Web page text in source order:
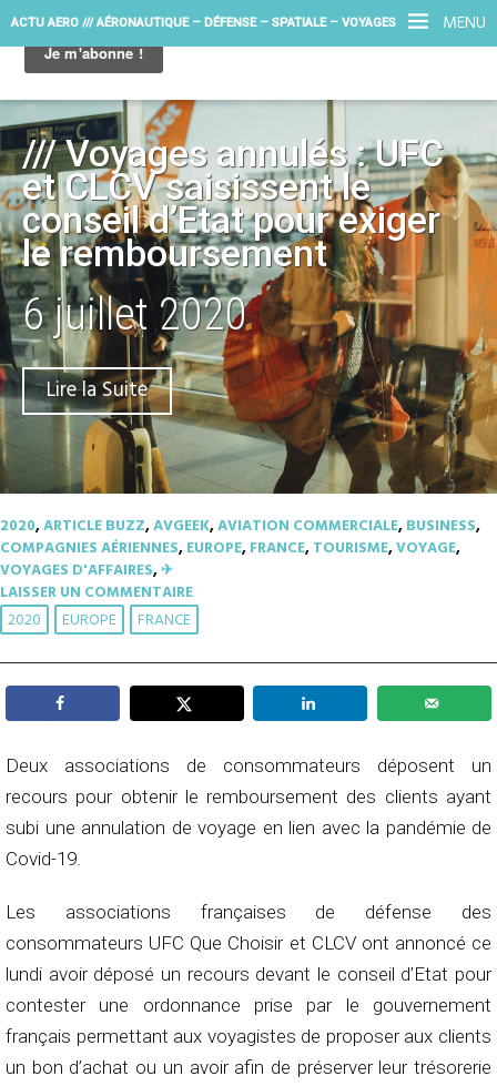
MENU
ACTU AERO /// AÉRONAUTIQUE – DÉFENSE – SPATIALE – VOYAGES
/// Voyages annulés : UFC
et CLCV saisissent le
conseil d’Etat pour exiger
le remboursement
6 juillet 2020
Lire la Suite
2020,ARTICLE BUZZ,AVGEEK,AVIATION COMMERCIALE,BUSINESS,
COMPAGNIES AÉRIENNES,EUROPE,FRANCE,TOURISME,VOYAGE,
VOYAGES D'AFFAIRES,✈︎
LAISSER UN COMMENTAIRE
2020 EUROPE FRANCE
Deux associations de consommateurs déposent un
recours pour obtenir le remboursement des clients ayant
subi une annulation de voyage en lien avec la pandémie de
Covid-19.
Les associations françaises de défense des
consommateurs UFC Que Choisir et CLCV ont annoncé ce
lundi avoir déposé un recours devant le conseil d’Etat pour
contester une ordonnance prise par le gouvernement
français permettant aux voyagistes de proposer aux clients
un bon d’achat ou un avoir afin de préserver leur trésorerie